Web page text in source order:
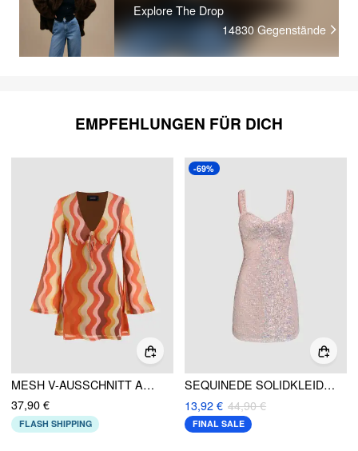
Explore The Drop
14830 Gegenstände
EMPFEHLUNGEN FÜR DICH
MESH V-AUSSCHNITT ABSTRAKTE WELLE GEKNOTETES MINIKLEID
37,90 €
FLASH SHIPPING
-69%
SEQUINEDE SOLIDKLEID MIT HERZAUSSCHNITT
13,92 € 44,90 €
FINAL SALE